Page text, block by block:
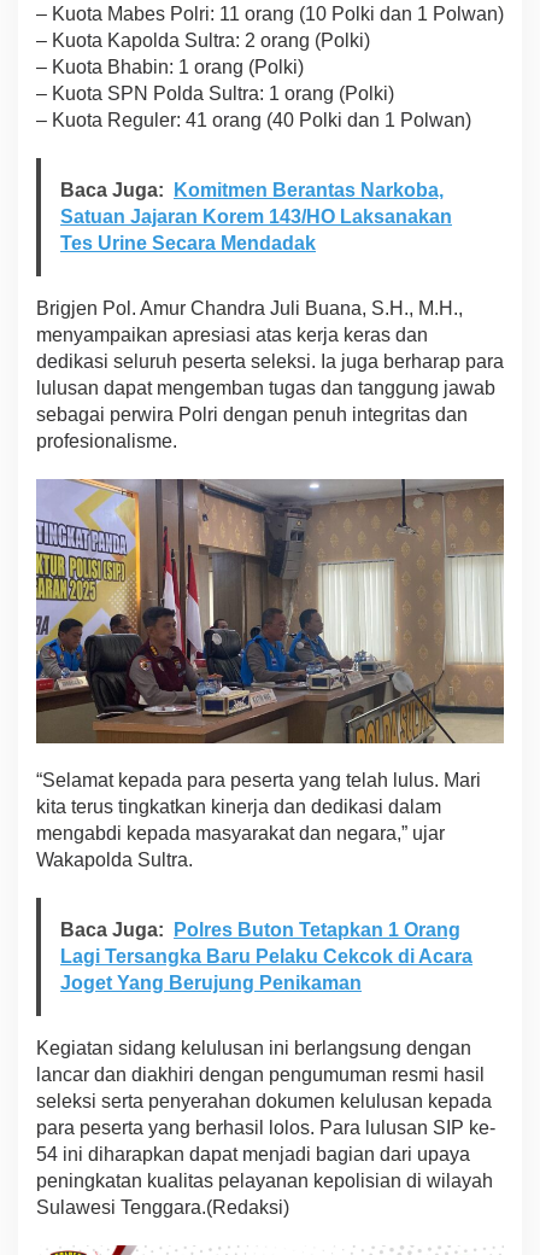
e
r
l
a
g
n
g
L
c
a
– Kuota Mabes Polri: 11 orang (10 Polki dan 1 Polwan)
– Kuota Kapolda Sultra: 2 orang (Polki)
– Kuota Bhabin: 1 orang (Polki)
– Kuota SPN Polda Sultra: 1 orang (Polki)
– Kuota Reguler: 41 orang (40 Polki dan 1 Polwan)
Baca Juga:
Komitmen Berantas Narkoba,
Satuan Jajaran Korem 143/HO Laksanakan
Tes Urine Secara Mendadak
Brigjen Pol. Amur Chandra Juli Buana, S.H., M.H.,
menyampaikan apresiasi atas kerja keras dan
dedikasi seluruh peserta seleksi. Ia juga berharap para
lulusan dapat mengemban tugas dan tanggung jawab
sebagai perwira Polri dengan penuh integritas dan
profesionalisme.
“Selamat kepada para peserta yang telah lulus. Mari
kita terus tingkatkan kinerja dan dedikasi dalam
mengabdi kepada masyarakat dan negara,” ujar
Wakapolda Sultra.
Baca Juga:
Polres Buton Tetapkan 1 Orang
Lagi Tersangka Baru Pelaku Cekcok di Acara
Joget Yang Berujung Penikaman
Kegiatan sidang kelulusan ini berlangsung dengan
lancar dan diakhiri dengan pengumuman resmi hasil
seleksi serta penyerahan dokumen kelulusan kepada
para peserta yang berhasil lolos. Para lulusan SIP ke-
54 ini diharapkan dapat menjadi bagian dari upaya
peningkatan kualitas pelayanan kepolisian di wilayah
Sulawesi Tenggara.(Redaksi)